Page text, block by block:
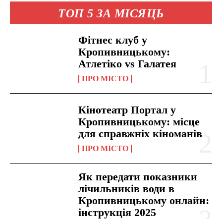
ТОП 5 ЗА МІСЯЦЬ
Фітнес клуб у
Кропивницькому:
Атлетіко vs Галатея
ПРО МІСТО
Кінотеатр Портал у
Кропивницькому: місце
для справжніх кіноманів
ПРО МІСТО
Як передати показники
лічильників води в
Кропивницькому онлайн:
інструкція 2025